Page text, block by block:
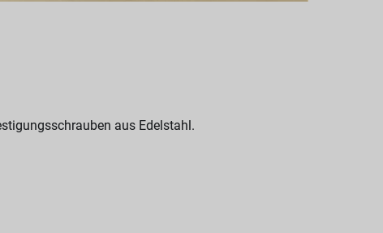
aus Edelstahl.